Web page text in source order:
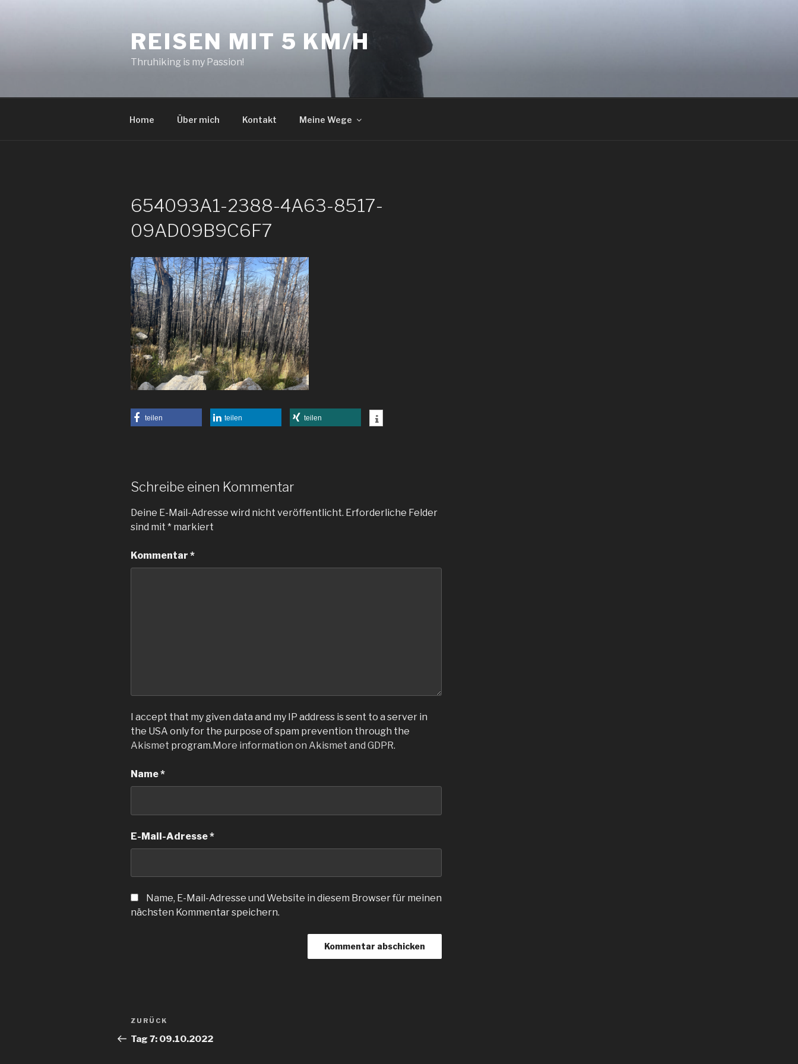
REISEN MIT 5 KM/H
Thruhiking is my Passion!
Home Über mich Kontakt Meine Wege
654093A1-2388-4A63-8517-
09AD09B9C6F7
teilen teilen teilen
Schreibe einen Kommentar
Deine E-Mail-Adresse wird nicht veröffentlicht. Erforderliche Felder
sind mit * markiert
Kommentar *
I accept that my given data and my IP address is sent to a server in
the USA only for the purpose of spam prevention through the
Akismet program. More information on Akismet and GDPR.
Name*
E-Mail-Adresse*
Name, E-Mail-Adresse und Website in diesem Browser für meinen
nächsten Kommentar speichern.
Beitragsnavigation
Vorheriger
Beitrag
ZURÜCK
Tag 7: 09.10.2022